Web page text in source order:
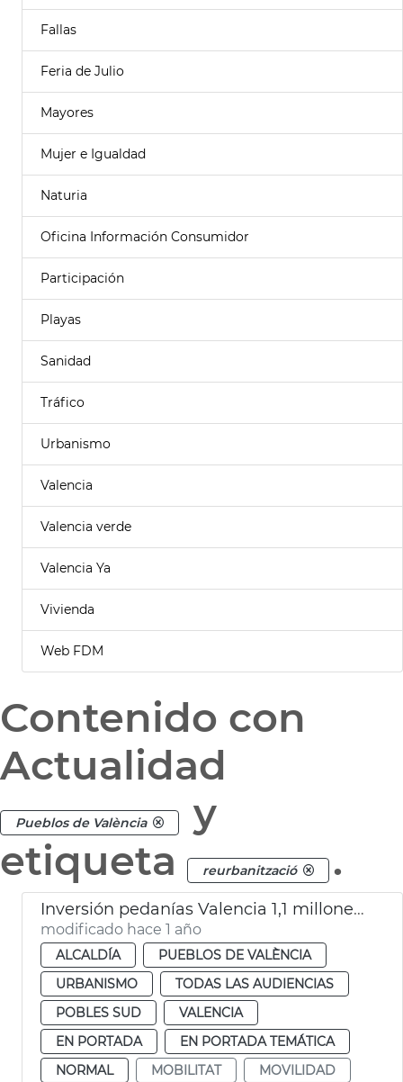
Fallas
Feria de Julio
Mayores
Mujer e Igualdad
Naturia
Oficina Información Consumidor
Participación
Playas
Sanidad
Tráfico
Urbanismo
Valencia
Valencia verde
Valencia Ya
Vivienda
Web FDM
Contenido con
Actualidad
Pueblos de València
y
etiqueta
reurbanització .
Inversión pedanías Valencia 1,1 millones de euros en un año
modificado hace 1 año
ALCALDÍA
PUEBLOS DE VALÈNCIA
URBANISMO
TODAS LAS AUDIENCIAS
POBLES SUD
VALENCIA
EN PORTADA
EN PORTADA TEMÁTICA
NORMAL
MOBILITAT
MOVILIDAD